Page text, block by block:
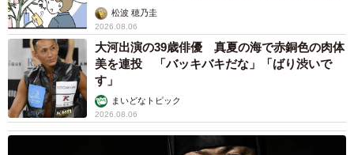
親の約7割が「自身がない」（あまりない44.0％、まったく
ない29.0％）と回答。特に父親（男子高校生の父親68.0％
／女子高校生の父親67.0％）に比べると、母親（男子高校
生の母親79.0％／女子高校生の母親78.0％）のほうが自信
がない割合が高いことがわかりました。
そこで、「生殖や性に関する医学的に正しい情報が十分得
松波 穂乃圭
2026.08.06
大河出演の39歳俳優 真夏の海で赤銅色の肉体
美を連投 「バッキバキだな」「ばり渋いで
す」
まいどなトピック
2026.08.06